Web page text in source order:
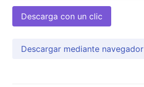
Descarga con un clic
Descargar mediante navegador